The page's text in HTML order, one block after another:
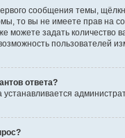
сообщения темы,
то вы не имеете прав на
можете задать
пользователей
ответа?
устанавливается